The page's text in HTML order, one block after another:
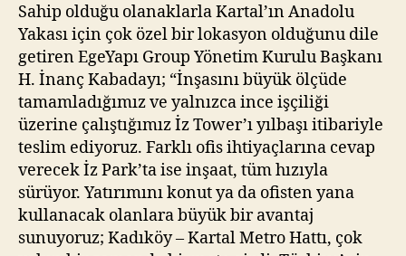
Sahip olduğu olanaklarla Kartal’ın Anadolu
Yakası için çok özel bir lokasyon olduğunu dile
getiren EgeYapı Group Yönetim Kurulu Başkanı
H. İnanç Kabadayı; “İnşasını büyük ölçüde
tamamladığımız ve yalnızca ince işçiliği
üzerine çalıştığımız İz Tower’ı yılbaşı itibariyle
teslim ediyoruz. Farklı ofis ihtiyaçlarına cevap
verecek İz Park’ta ise inşaat, tüm hızıyla
sürüyor. Yatırımını konut ya da ofisten yana
kullanacak olanlara büyük bir avantaj
sunuyoruz; Kadıköy – Kartal Metro Hattı, çok